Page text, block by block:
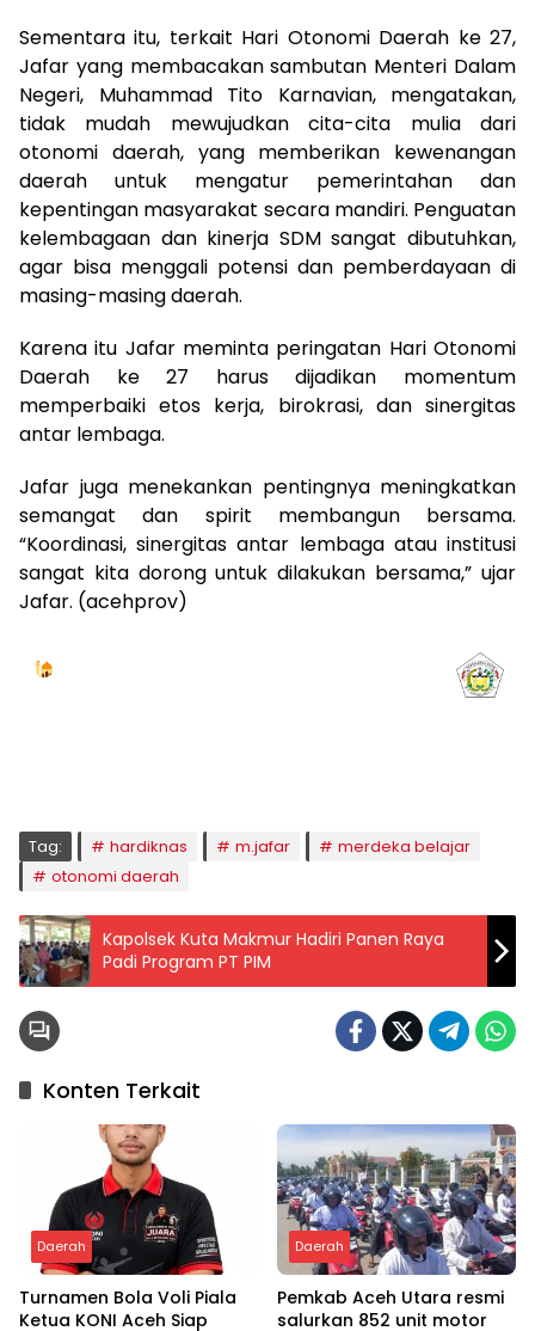
Sementara itu, terkait Hari Otonomi Daerah ke 27,
Jafar yang membacakan sambutan Menteri Dalam
Negeri, Muhammad Tito Karnavian, mengatakan,
tidak mudah mewujudkan cita-cita mulia dari
otonomi daerah, yang memberikan kewenangan
daerah untuk mengatur pemerintahan dan
kepentingan masyarakat secara mandiri. Penguatan
kelembagaan dan kinerja SDM sangat dibutuhkan,
agar bisa menggali potensi dan pemberdayaan di
masing-masing daerah.
Karena itu Jafar meminta peringatan Hari Otonomi
Daerah ke 27 harus dijadikan momentum
memperbaiki etos kerja, birokrasi, dan sinergitas
antar lembaga.
Jafar juga menekankan pentingnya meningkatkan
semangat dan spirit membangun bersama.
“Koordinasi, sinergitas antar lembaga atau institusi
sangat kita dorong untuk dilakukan bersama,” ujar
Jafar. (acehprov)
Tag: hardiknas m.jafar
merdeka belajar
otonomi daerah
Kapolsek Kuta Makmur Hadiri Panen Raya
Padi Program PT PIM
Konten Terkait
Daerah
Turnamen Bola Voli Piala
Ketua KONI Aceh Siap
Daerah
Pemkab Aceh Utara resmi
salurkan 852 unit motor